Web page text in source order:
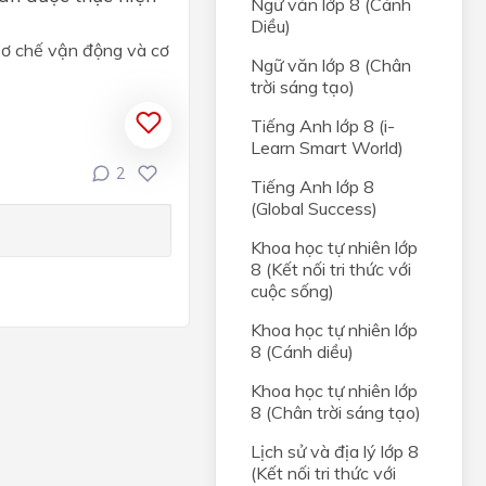
chế vận động và cơ
2
Ngữ văn lớp 8 (Cánh
Diều)
Ngữ văn lớp 8 (Chân
trời sáng tạo)
Tiếng Anh lớp 8 (i-
Learn Smart World)
Tiếng Anh lớp 8
(Global Success)
Khoa học tự nhiên lớp
8 (Kết nối tri thức với
cuộc sống)
Khoa học tự nhiên lớp
8 (Cánh diều)
Khoa học tự nhiên lớp
8 (Chân trời sáng tạo)
Lịch sử và địa lý lớp 8
(Kết nối tri thức với